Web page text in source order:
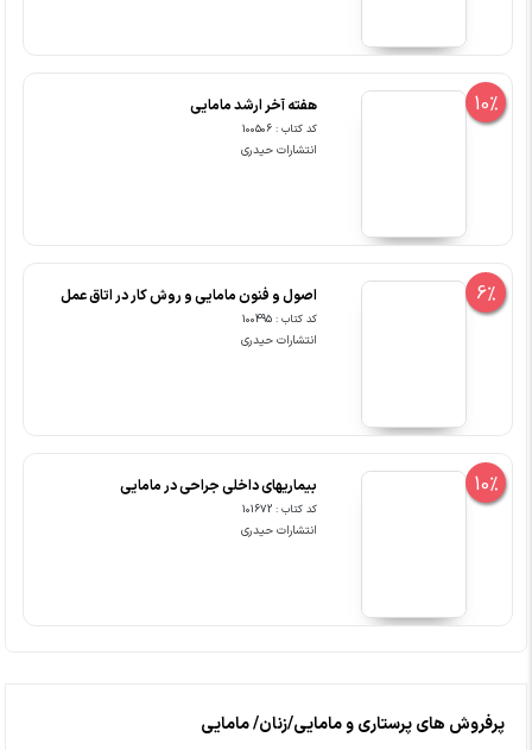
10% هفته آخر ارشد مامایی
کد کتاب : 100506
انتشارات حیدری
6% اصول و فنون مامایی و روش کار در اتاق عمل
کد کتاب : 100495
انتشارات حیدری
10% بیماریهای داخلی جراحی در مامایی
کد کتاب : 101672
انتشارات حیدری
پرفروش های پرستاری و مامایی/زنان/ مامایی